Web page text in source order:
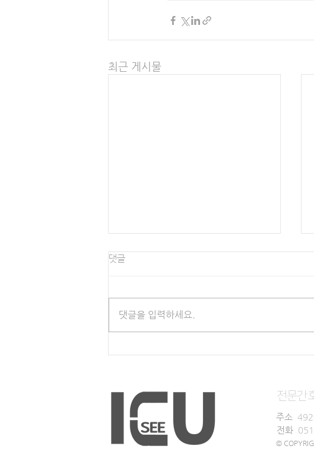
최근 게시물
집중치료 후 증후군
댓글
댓글을 입력하세요.
전문간
주소
전화
©